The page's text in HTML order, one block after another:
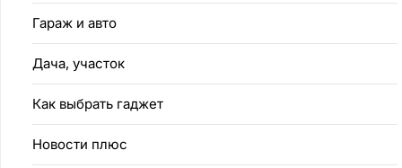
Гараж и авто
Дача, участок
Как выбрать гаджет
Новости плюс